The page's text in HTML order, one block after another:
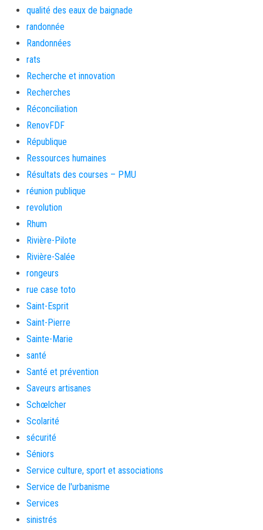
qualité des eaux de baignade
randonnée
Randonnées
rats
Recherche et innovation
Recherches
Réconciliation
RenovFDF
République
Ressources humaines
Résultats des courses – PMU
réunion publique
revolution
Rhum
Rivière-Pilote
Rivière-Salée
rongeurs
rue case toto
Saint-Esprit
Saint-Pierre
Sainte-Marie
santé
Santé et prévention
Saveurs artisanes
Schœlcher
Scolarité
sécurité
Séniors
Service culture, sport et associations
Service de l'urbanisme
Services
sinistrés